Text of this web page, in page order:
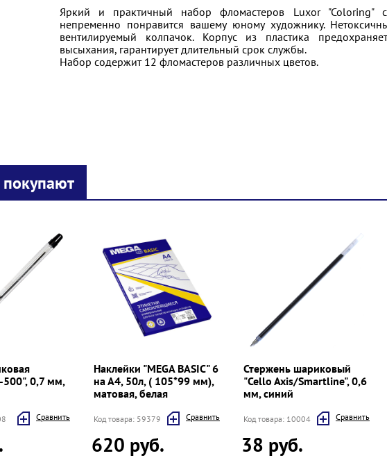
Яркий и практичный набор фломастеров Luxor "Coloring"
непременно понравится вашему юному художнику.
вентилируемый колпачок. Корпус из пластика
высыхания, гарантирует длительный срок службы.
Набор содержит 12 фломастеров различных цветов.
500", 0,7 мм,
Cравнить
Наклейки "MEGA BASIC" 6
на А4, 50л, ( 105*99 мм),
матовая, белая
Код товара: 59379 Cравнить
620 руб.
Стержень шариковый
"Cello Axis/Smartline", 0,6
мм, синий
Код товара: 10004 Cравнить
38 руб.